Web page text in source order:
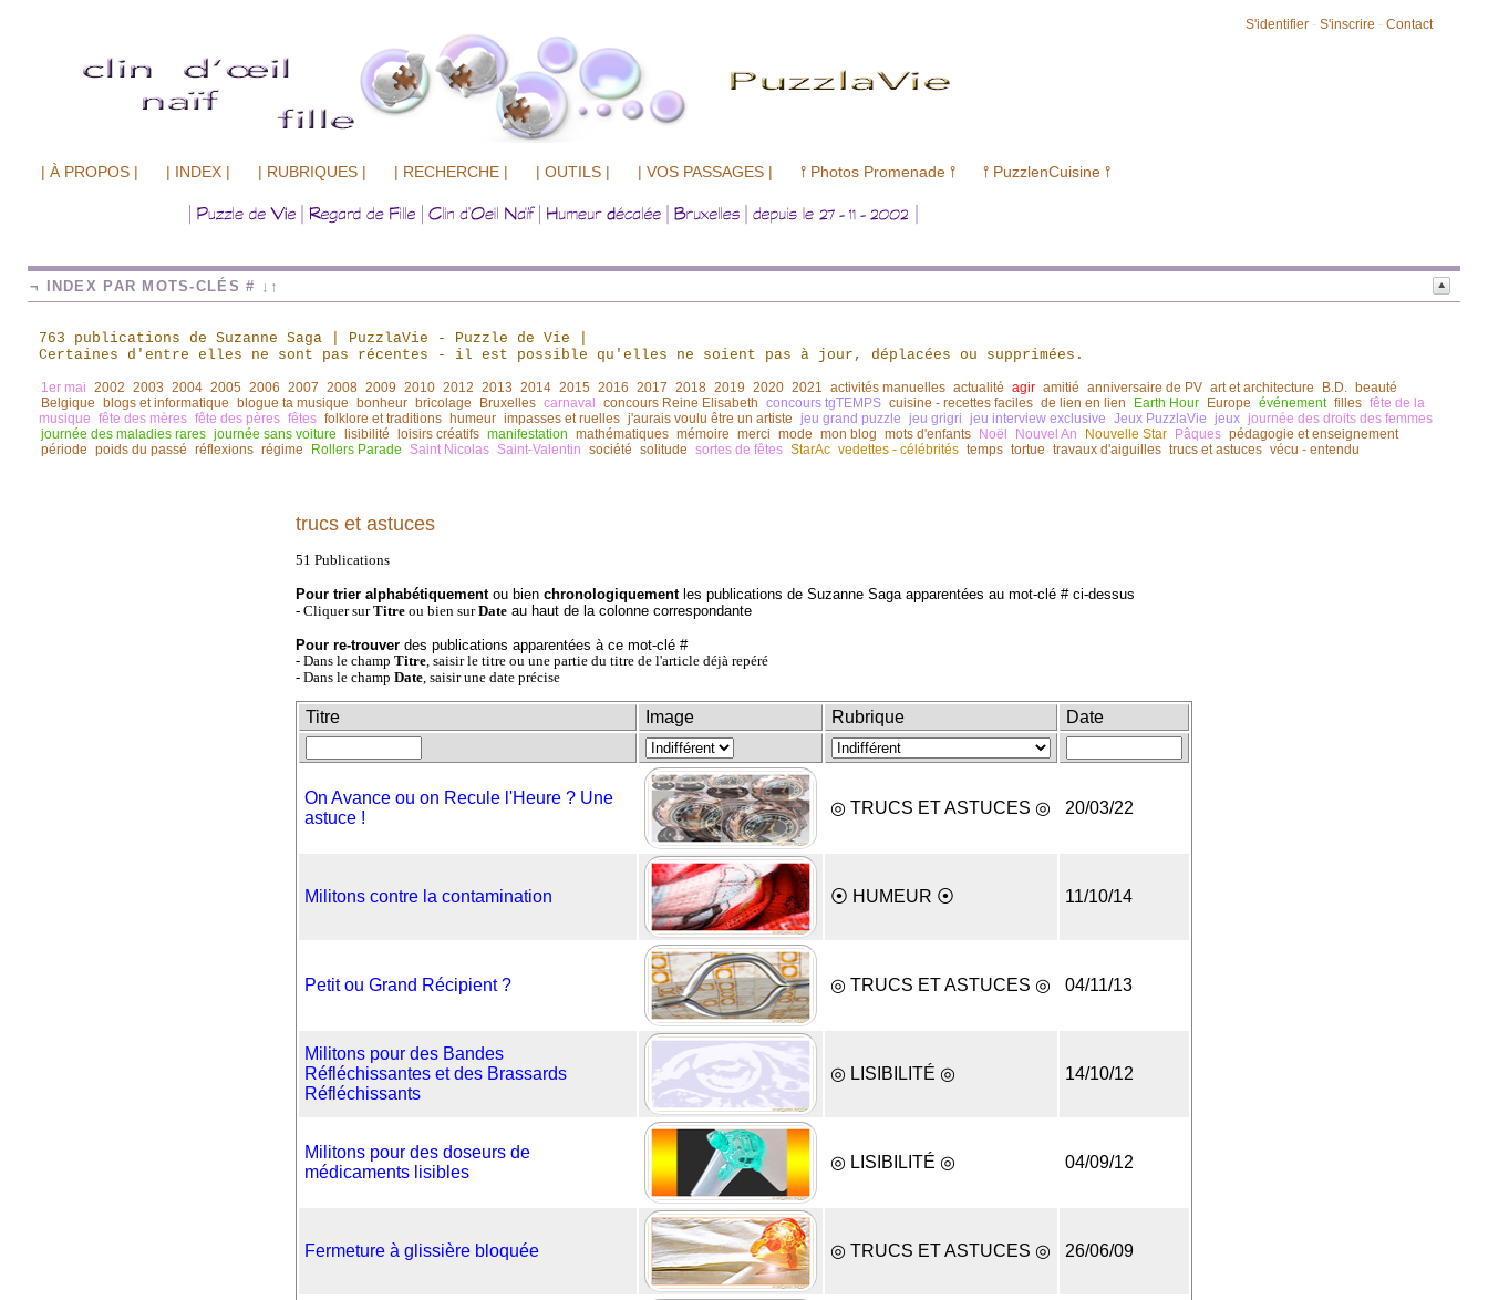
S'identifier - S'inscrire - Contact
| À PROPOS | | INDEX | | RUBRIQUES | | RECHERCHE | | OUTILS | | VOS PASSAGES | ⫯ Photos Promenade ⫯ ⫯ PuzzlenCuisine ⫯
¬ INDEX PAR MOTS-CLÉS # ↓↑
763 publications de Suzanne Saga | PuzzlaVie - Puzzle de Vie
Certaines d'entre elles ne sont pas récentes
- il est possible qu'elles ne soient pas à jour, déplacées ou supprimées.
1er mai 2002 2003 2004 2005 2006 2007 2008 2009 2010 2012 2013 2014 2015 2016 2017 2018 2019 2020 2021 activités manuelles actualité agir amitié anniversaire de PV art et architecture B.D. beauté
Belgique
blogs et informatique blogue ta musique bonheur bricolage Bruxelles carnaval concours Reine Elisabeth concours tgTEMPS cuisine - recettes faciles de lien en lien Earth Hour Europe événement filles fête de la
musique fête des mères fête des pères fêtes folklore et traditions humeur impasses et ruelles j'aurais voulu être un artiste jeu grand puzzle jeu grigri jeu interview exclusive Jeux PuzzlaVie jeux journée des droits des femmes
journée des maladies rares journée sans voiture lisibilité loisirs créatifs manifestation mathématiques mémoire merci mode mon blog mots d'enfants Noël Nouvel An Nouvelle Star Pâques pédagogie et enseignement
période poids du passé réflexions régime Rollers Parade Saint Nicolas Saint-Valentin société solitude sortes de fêtes StarAc vedettes - célébrités temps tortue travaux d'aiguilles trucs et astuces vécu - entendu
trucs et astuces
51 Publications
Pour trier alphabétiquementou bien chronologiquementles publications de Suzanne Saga apparentées au mot-clé # ci-dessus
- Cliquer surTitre ou bien surDate au haut de la colonne correspondante
Pour re-trouver des publications apparentées à ce mot-clé #
- Dans le champ Titre , saisir le titre ou une partie du titre de l'article déjà repéré
- Dans le champ Date , saisir une date précise
Titre Image Rubrique Date
On Avance ou on Recule l'Heure ? Une
astuce !
◎ TRUCS ET ASTUCES ◎ 20/03/22
Militons contre la contamination ⦿ HUMEUR ⦿ 11/10/14
Petit ou Grand Récipient ? ◎ TRUCS ET ASTUCES ◎ 04/11/13
Militons pour des Bandes
Réfléchissantes et des Brassards
Réfléchissants
◎ LISIBILITÉ ◎ 14/10/12
Militons pour des doseurs de
médicaments lisibles
◎ LISIBILITÉ ◎ 04/09/12
Fermeture à glissière bloquée ◎ TRUCS ET ASTUCES ◎ 26/06/09